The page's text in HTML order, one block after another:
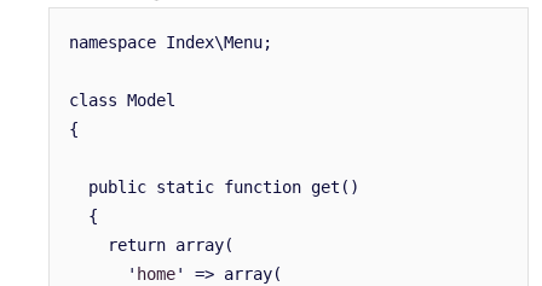
namespace Index\Menu;
class Model
{
public static function get()
{
return array(
' home' => array(